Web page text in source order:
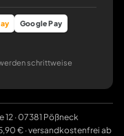
Google Pay
schrittweise
· 07381 Pößneck
€ · versandkostenfrei ab